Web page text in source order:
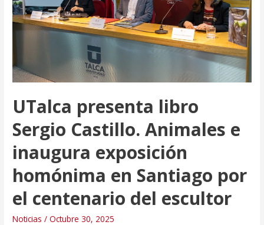
la
gestión
UTalca presenta libro
Sergio Castillo. Animales e
inaugura exposición
homónima en Santiago por
el centenario del escultor
Noticias /Octubre 30, 2025